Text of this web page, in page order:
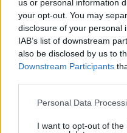
us or personal information
your opt-out. You may
disclosure of your personal
IAB’s list of downstream
also be disclosed by us to
Downstream Participants
Please note that this
not limited to your visit or
Personal Data
I want to opt-out of the
Ο οδηγός του
τροχαίο με τους
η 43χρονη και ο
δουλειά
07.08.2026, 13:17
«Δεν το πιστεύουμε», λένε
Αμερικανοί που υιοθέτησαν
Αφγανό στη Λέσβο - Η